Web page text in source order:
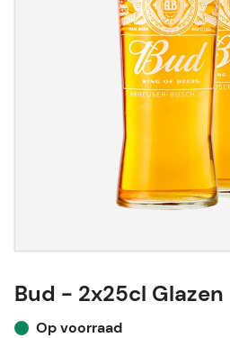
Bud - 2x25cl Glazen
Op voorraad